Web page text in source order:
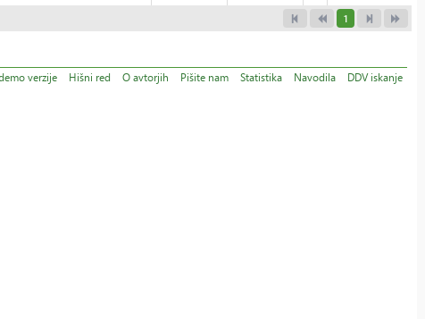
1
verzije Hišni red O avtorjih Pišite nam Statistika Navodila DDV iskanje